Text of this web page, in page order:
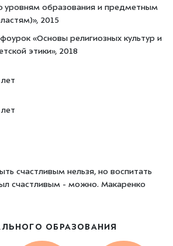
уровням образования и предметным
2015
«Основы религиозных культур и
этики», 2018
лет
лет
счастливым нельзя, но воспитать
счастливым - можно. Макаренко
ОБРАЗОВАНИЯ